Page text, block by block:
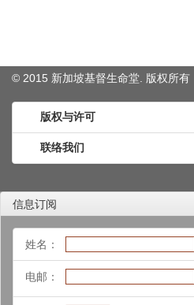
© 2015 新加坡基督生命堂. 版权所有
版权与许可
联络我们
信息订阅
姓名：
电邮：